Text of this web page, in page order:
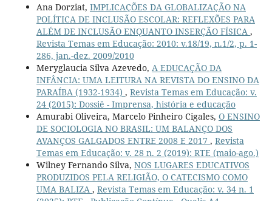
Ana Dorziat, IMPLICAÇÕES DA GLOBALIZAÇÃO NA
POLÍTICA DE INCLUSÃO ESCOLAR: REFLEXÕES PARA
ALÉM DE INCLUSÃO ENQUANTO INSERÇÃO FÍSICA ,
Revista Temas em Educação: 2010: v.18/19, n.1/2, p. 1-
286, jan.-dez. 2009/2010
Meryglaucia Silva Azevedo, A EDUCAÇÃO DA
INFÂNCIA: UMA LEITURA NA REVISTA DO ENSINO DA
PARAÍBA (1932-1934) , Revista Temas em Educação: v.
24 (2015): Dossiê - Imprensa, história e educação
Amurabi Oliveira, Marcelo Pinheiro Cigales, O ENSINO
DE SOCIOLOGIA NO BRASIL: UM BALANÇO DOS
AVANÇOS GALGADOS ENTRE 2008 E 2017 , Revista
Temas em Educação: v. 28 n. 2 (2019): RTE (maio-ago.)
Wilney Fernando Silva, NOS LUGARES EDUCATIVOS
PRODUZIDOS PELA RELIGIÃO, O CATECISMO COMO
UMA BALIZA , Revista Temas em Educação: v. 34 n. 1